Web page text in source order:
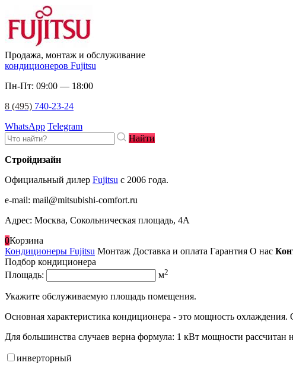
Продажа, монтаж и обслуживание
кондиционеров Fujitsu
Пн-Пт: 09:00 — 18:00
8 (495) 740-23-24
WhatsApp Telegram
Найти
Стройдизайн
Официальный дилер Fujitsu c 2006 года.
e-mail: mail@mitsubishi-comfort.ru
Адрес: Москва, Сокольническая площадь, 4А
0Корзина
Кондиционеры Fujitsu Монтаж Доставка и оплата Гарантия О нас
Подбор кондиционера
Площадь:
м2
Укажите обслуживаемую площадь помещения.
Основная характеристика кондиционера - это мощность
Для большинства случаев верна формула: 1 кВт мощности
инверторный